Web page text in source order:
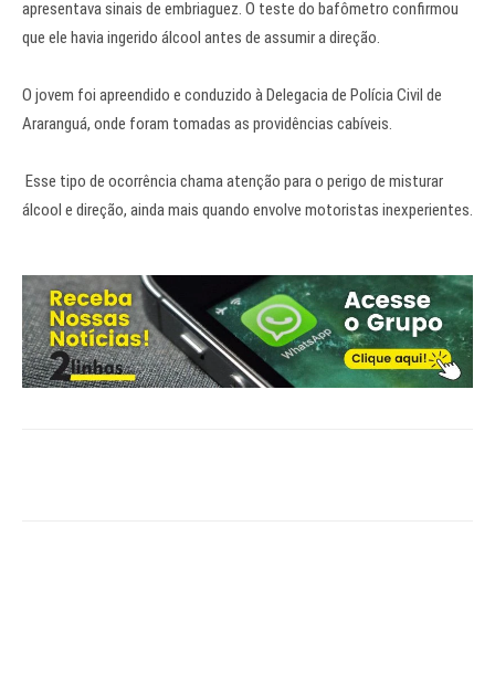
apresentava sinais de embriaguez. O teste do bafômetro confirmou
que ele havia ingerido álcool antes de assumir a direção.
O jovem foi apreendido e conduzido à Delegacia de Polícia Civil de
Araranguá, onde foram tomadas as providências cabíveis.
Esse tipo de ocorrência chama atenção para o perigo de misturar
álcool e direção, ainda mais quando envolve motoristas inexperientes.